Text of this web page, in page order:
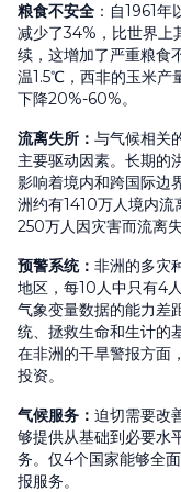
粮食不安全 ：自1961
减少了34%，比世界上
续，这增加了严重粮食
温1.5℃，西非的玉米产
下降20%-60%。
流离失所 ： 与气候相关
主要驱动因素。长期的
影响着境内和跨国际边
洲约有1410万人境内流
250万人因灾害而流离
预警系统： 非洲的多灾
地区，每10人中只有4
气象变量数据的能力差
统、拯救生命和生计的
在非洲的干旱警报方面
投资。
气候服务 ： 迫切需要改
够提供从基础到必要水
务。仅4个国家能够全
报服务。